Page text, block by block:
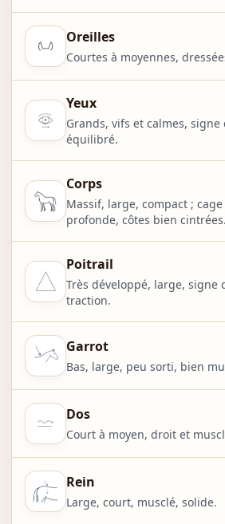
Oreilles
Courtes à moyennes,
Yeux
Grands, vifs et calmes,
équilibré.
Corps
Massif, large, compact ;
profonde, côtes bien cintrées.
Poitrail
Très développé, large, signe
traction.
Garrot
Bas, large, peu sorti, bien
Dos
Court à moyen, droit et
Rein
Large, court, musclé, solide.